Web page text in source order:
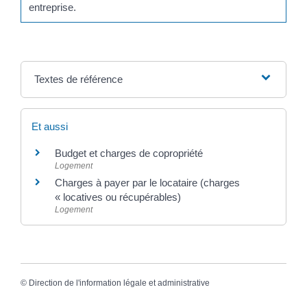
entreprise.
Textes de référence
Et aussi
Budget et charges de copropriété
Logement
Charges à payer par le locataire (charges
« locatives ou récupérables)
Logement
© Direction de l'information légale et administrative